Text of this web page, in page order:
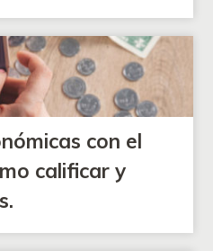
con el
calificar y